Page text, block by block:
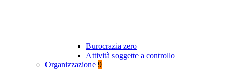
Burocrazia zero
Attività soggette a controllo
Organizzazione 9